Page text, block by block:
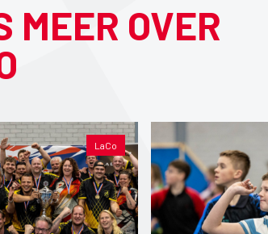
MEER OVER
LaCo